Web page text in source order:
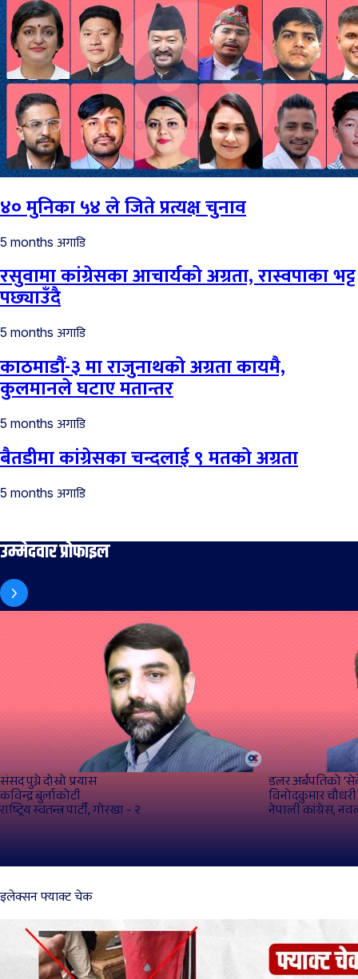
४० मुनिका ५४ ले जिते प्रत्यक्ष चुनाव
5 months अगाडि
रसुवामा कांग्रेसका आचार्यको अग्रता, रास्वपाका भट्ट
पछ्याउँदै
5 months अगाडि
काठमाडौं-३ मा राजुनाथको अग्रता कायमै,
कुलमानले घटाए मतान्तर
5 months अगाडि
बैतडीमा कांग्रेसका चन्दलाई ९ मतको अग्रता
5 months अगाडि
उम्मेदवार प्रोफाइल
संसद पुग्ने दोस्रो प्रयास
कविन्द्र बुर्लाकोटी
राष्ट्रिय स्वतन्त्र पार्टी, गोरखा - २
डलर अर्बपतिको
विनोदकुमार चौधरी
नेपाली कांग्रेस,
इलेक्सन फ्याक्ट चेक